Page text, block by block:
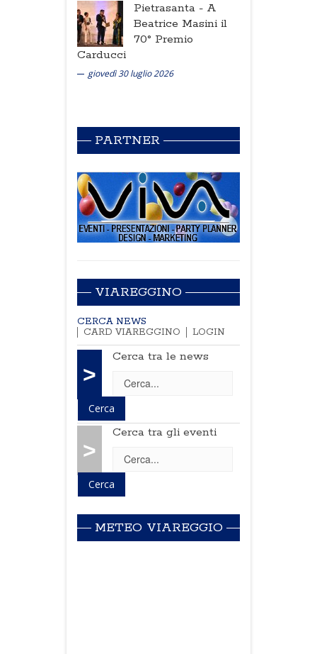
Pietrasanta - A
Beatrice Masini il
70° Premio
Carducci
giovedì 30 luglio 2026
PARTNER
VIAREGGINO
CERCA NEWS
CARD VIAREGGINO
LOGIN
>
Cerca tra le news
>
Cerca tra gli eventi
METEO VIAREGGIO